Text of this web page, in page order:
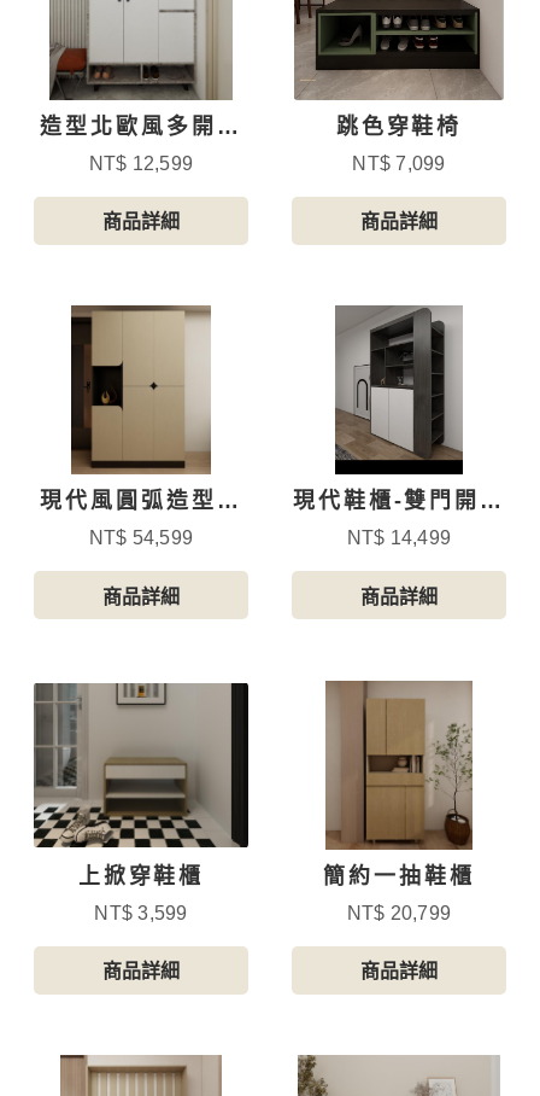
造型北歐風多開門
鞋櫃
NT$ 12,599
商品詳細
跳色穿鞋椅
NT$ 7,099
商品詳細
現代風圓弧造型六
門鞋櫃
NT$ 54,599
商品詳細
現代鞋櫃-雙門開放
隔間
NT$ 14,499
商品詳細
上掀穿鞋櫃
NT$ 3,599
商品詳細
簡約一抽鞋櫃
NT$ 20,799
商品詳細